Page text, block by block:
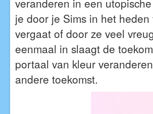
veranderen in een
je door je Sims in het
vergaat of door ze veel
eenmaal in slaagt de
portaal van kleur
andere toekomst.